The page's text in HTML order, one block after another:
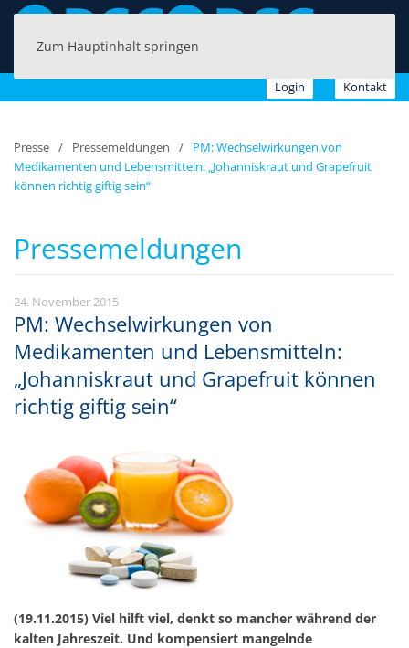
Zum Hauptinhalt springen
Login Kontakt
Presse Pressemeldungen
PM: Wechselwirkungen von
Medikamenten und Lebensmitteln: „Johanniskraut und Grapefruit
können richtig giftig sein“
Pressemeldungen
24. November 2015
PM: Wechselwirkungen von
Medikamenten und Lebensmitteln:
„Johanniskraut und Grapefruit können
richtig giftig sein“
(19.11.2015) Viel hilft viel, denkt so mancher während der
kalten Jahreszeit. Und kompensiert mangelnde